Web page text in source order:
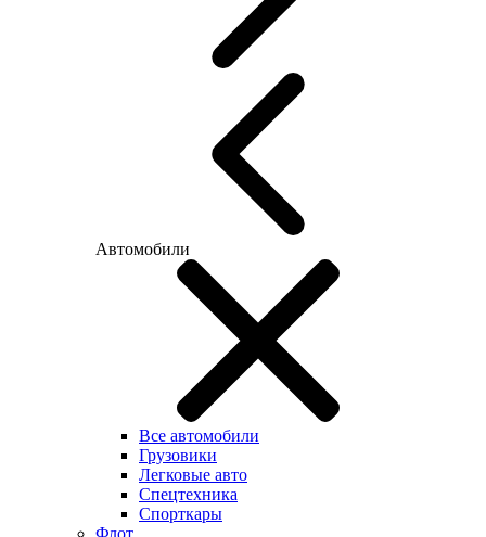
Автомобили
Все автомобили
Грузовики
Легковые авто
Спецтехника
Спорткары
Флот